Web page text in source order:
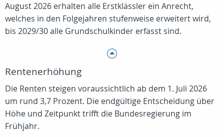
August 2026 erhalten alle Erstklässler ein Anrecht,
welches in den Folgejahren stufenweise erweitert wird,
bis 2029/30 alle Grundschulkinder erfasst sind.
Rentenerhöhung
Die Renten steigen voraussichtlich ab dem 1. Juli 2026
um rund 3,7 Prozent. Die endgültige Entscheidung über
Höhe und Zeitpunkt trifft die Bundesregierung im
Frühjahr.